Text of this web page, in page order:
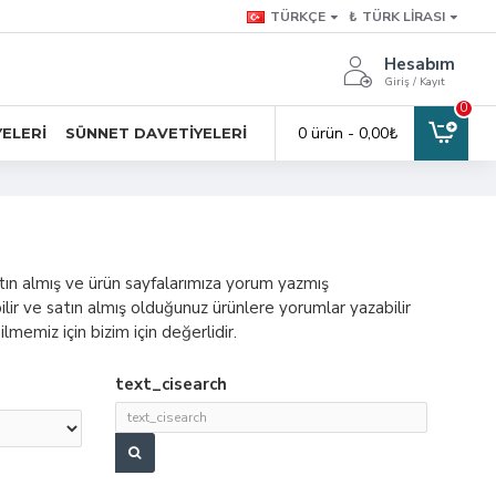
TÜRKÇE ₺ TÜRK LIRASI
Hesabım
Giriş / Kayıt
SÜNNET DAVETIYELERI 0 ürün - 0,00₺
0
ve ürün sayfalarımıza yorum yazmış
ve satın almış olduğunuz ürünlere yorumlar yazabilir
için bizim için değerlidir.
text_cisearch